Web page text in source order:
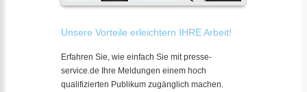
Unsere Vorteile erleichtern IHRE Arbeit!
Erfahren Sie, wie einfach Sie mit presse-
service.de Ihre Meldungen einem hoch
qualifizierten Publikum zugänglich machen.